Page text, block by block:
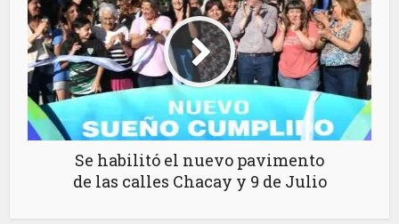
Se habilitó el nuevo pavimento
de las calles Chacay y 9 de Julio